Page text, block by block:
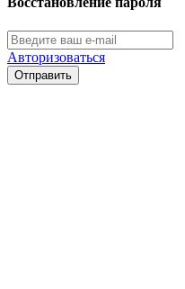
Авторизоваться
Отправить